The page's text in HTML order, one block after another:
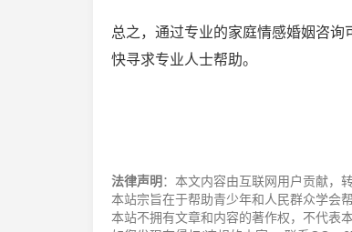
总之，通过专业的家庭情感婚姻咨
快寻求专业人士帮助。
法律声明 ：本文内容由互联网用户贡献，
本站宗旨在于帮助青少年和人民群众学会
本站不拥有文章和内容的著作权，不代表